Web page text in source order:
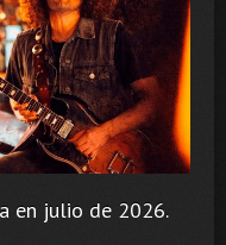
en julio de 2026.